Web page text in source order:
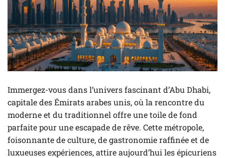
Immergez-vous dans l’univers fascinant d’Abu Dhabi,
capitale des Émirats arabes unis, où la rencontre du
moderne et du traditionnel offre une toile de fond
parfaite pour une escapade de rêve. Cette métropole,
foisonnante de culture, de gastronomie raffinée et de
luxueuses expériences, attire aujourd’hui les épicuriens